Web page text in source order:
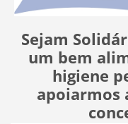
Sejam
um bem
higiene
apoiarmos